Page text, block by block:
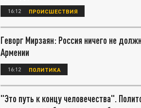
16:12 ПРОИСШЕСТВИЯ
Геворг Мирзаян: Россия ничего не
Армении
16:12 ПОЛИТИКА
"Это путь к концу человечества".